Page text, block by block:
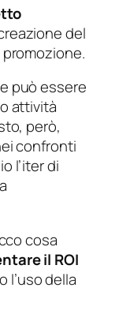
del
può essere
attività
però,
confronti
l’iter di
cosa
il ROI
l’uso della